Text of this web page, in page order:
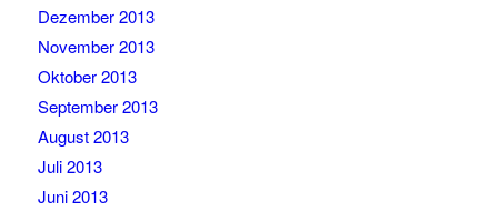
Dezember 2013
November 2013
Oktober 2013
September 2013
August 2013
Juli 2013
Juni 2013